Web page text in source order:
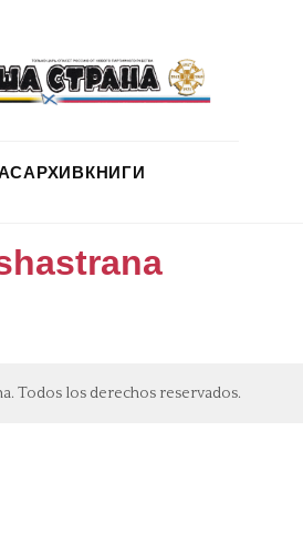
АРХИВКНИГИ
Todos los derechos reservados.